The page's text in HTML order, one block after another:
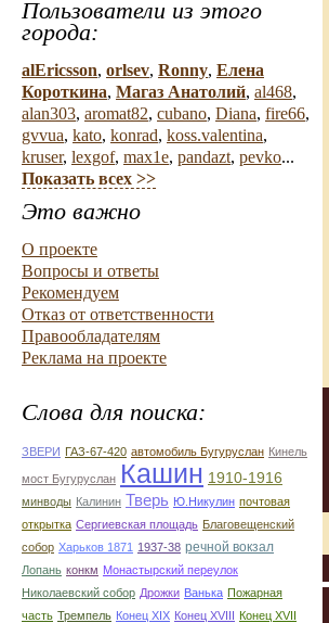
Пользователи из этого
города:
alEricsson, orlsev, Ronny, Елена
Короткина, Магаз Анатолий, al468,
alan303, aromat82, cubano, Diana, fire66,
gvvua, kato, konrad, koss.valentina,
kruser, lexgof, max1e, pandazt, pevko...
Показать всех >>
Это важно
О проекте
Вопросы и ответы
Рекомендуем
Отказ от ответственности
Правообладателям
Реклама на проекте
Слова для поиска:
ЗВЕРИ ГАЗ-67-420 автомобиль Бугуруслан Кинель
мост Бугуруслан Кашин 1910-1916
минводы Калинин Тверь Ю.Никулин почтовая
открытка Сергиевская площадь Благовещенский
собор Харьков 1871 1937-38 речной вокзал
Лопань конкм Монастырский переулок
Николаевский собор Дрожки Ванька Пожарная
часть Тремпель Конец XIX Конец XVIII Конец XVII